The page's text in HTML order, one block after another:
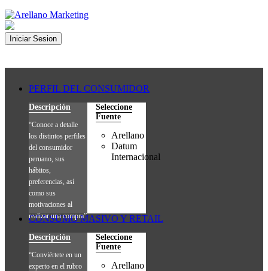
Iniciar Sesion
PERFIL DEL CONSUMIDOR
Descripción
“Conoce a detalle
los distintos perfiles
del consumidor
peruano, sus
hábitos,
preferencias, así
como sus
motivaciones al
realizar una compra”
Seleccione
Fuente
Arellano
Datum
Internacional
CONSUMO MASIVO Y RETAIL
Descripción
“Conviértete en un
experto en el rubro
Seleccione
Fuente
Arellano